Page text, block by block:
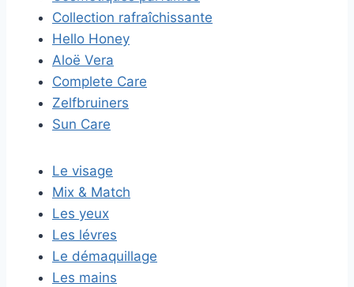
Collection rafraîchissante
Hello Honey
Aloë Vera
Complete Care
Zelfbruiners
Sun Care
Le visage
Mix & Match
Les yeux
Les lévres
Le démaquillage
Les mains